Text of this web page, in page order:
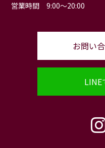
営業時間 9:00〜20:00
お問い
LINE